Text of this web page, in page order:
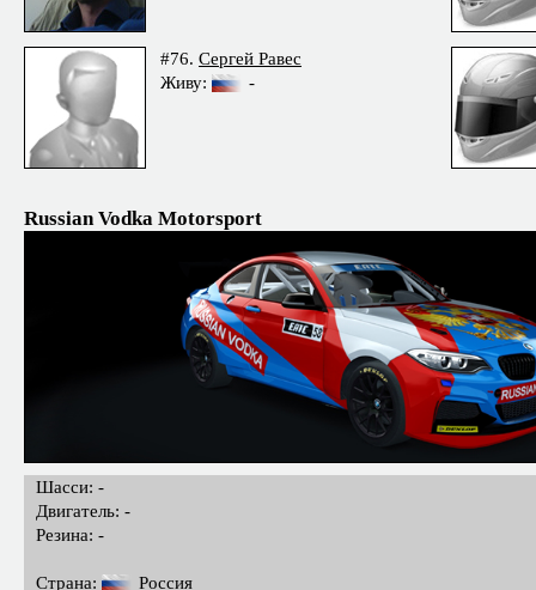
#76. Сергей Равес
Живу:
-
Russian Vodka Motorsport
Шасси: -
Двигатель: -
Резина: -
Страна: Россия